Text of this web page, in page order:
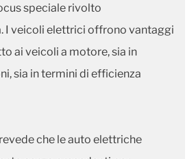
speciale rivolto
I veicoli elettrici offrono vantaggi
ai veicoli a motore, sia in
sia in termini di efficienza
che le auto elettriche